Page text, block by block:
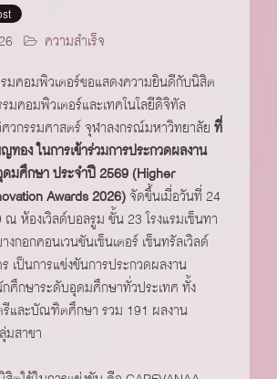
ความสำเร็จ
มคอมพิวเตอร์ขอแสดงความยินดีกับนิสิต
มคอมพิวเตอร์และเทคโนโลยีดิจิทัล
วกรรมศาสตร์ จุฬาลงกรณ์มหาวิทยาลัยที่
ทอง ในการเข้าร่วมการประกวดผลงาน
มศึกษา ประจำปี 2569 (Higher
Awards 2026)จัดขึ้นเมื่อวันที่ 24
ห้องเวิลด์บอลรูม ชั้น 23 โรงแรมเซ็นทา
กอกคอนเวนชันเซ็นเตอร์ เซ็นทรัลเวิลด์
เป็นการแข่งขันการประกวดผลงาน
ศึกษาระดับอุดมศึกษาทั่วประเทศ ทั้ง
และบัณฑิตศึกษา รวม 191 ผลงาน
สาขา